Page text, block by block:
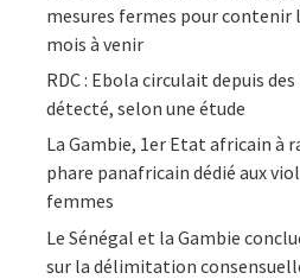
mesures fermes pour
mois à venir
RDC : Ebola circulait depuis
détecté, selon une étude
La Gambie, 1er Etat africain à
phare panafricain dédié aux
femmes
Le Sénégal et la Gambie
sur la délimitation